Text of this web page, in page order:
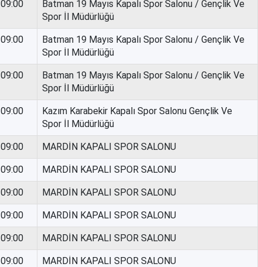
09:00
Batman 19 Mayıs Kapalı Spor Salonu / Gençlik Ve
Spor İl Müdürlüğü
09:00
Batman 19 Mayıs Kapalı Spor Salonu / Gençlik Ve
Spor İl Müdürlüğü
09:00
Batman 19 Mayıs Kapalı Spor Salonu / Gençlik Ve
Spor İl Müdürlüğü
09:00
Kazım Karabekir Kapalı Spor Salonu Gençlik Ve
Spor İl Müdürlüğü
09:00 MARDİN KAPALI SPOR SALONU
09:00 MARDİN KAPALI SPOR SALONU
09:00 MARDİN KAPALI SPOR SALONU
09:00 MARDİN KAPALI SPOR SALONU
09:00 MARDİN KAPALI SPOR SALONU
09:00 MARDİN KAPALI SPOR SALONU